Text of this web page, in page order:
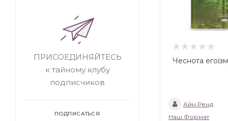
Чеснота
Айн Ренд
Наш Формат
ПРИСОЕДИНЯЙТЕСЬ
к тайному клубу
подписчиков
ПОДПИСАТЬСЯ